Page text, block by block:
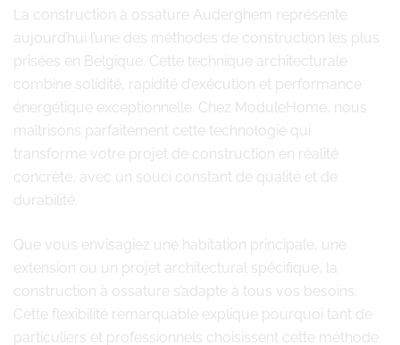
La construction à ossature Auderghem représente
aujourd’hui l’une des méthodes de construction les plus
prisées en Belgique. Cette technique architecturale
combine solidité, rapidité d’exécution et performance
énergétique exceptionnelle. Chez ModuleHome, nous
maîtrisons parfaitement cette technologie qui
transforme votre projet de construction en réalité
concrète, avec un souci constant de qualité et de
durabilité.
Que vous envisagiez une habitation principale, une
extension ou un projet architectural spécifique, la
construction à ossature s’adapte à tous vos besoins.
Cette flexibilité remarquable explique pourquoi tant de
particuliers et professionnels choisissent cette méthode